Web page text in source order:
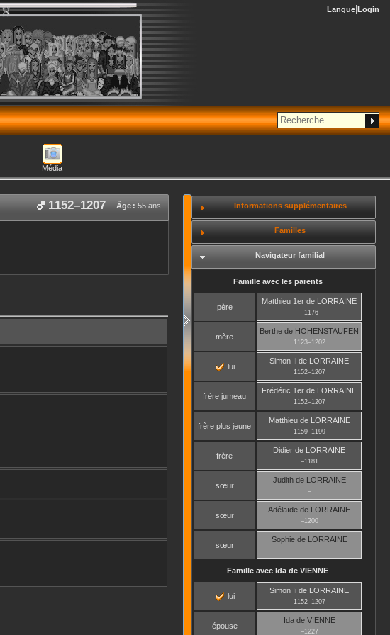
Langue Login
Média
Âge : 55 ans
1152–1207 Informations supplémentaires
Familles
Navigateur familial
Famille avec les parents
père
Matthieu 1er de LORRAINE
–1176
mère
Berthe de HOHENSTAUFEN
1123–1202
lui
Simon Ii de LORRAINE
1152–1207
frère jumeau
Frédéric 1er de LORRAINE
1152–1207
frère plus jeune
Matthieude LORRAINE
1159–1199
frère
Didier de LORRAINE
–1181
sœur
Judithde LORRAINE
–
sœur
Adélaïde de LORRAINE
–1200
sœur
Sophiede LORRAINE
–
Famille avec Ida de VIENNE
lui
Simon Ii de LORRAINE
1152–1207
épouse
Idade VIENNE
–1227